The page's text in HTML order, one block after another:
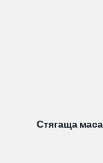
Стягаща